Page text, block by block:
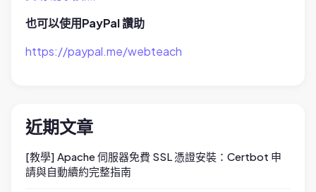
也可以使用PayPal 讚助
https://paypal.me/webteach
近期文章
[教學] Apache 伺服器免費 SSL 憑證安裝：Certbot 申
請與自動續約完整指南